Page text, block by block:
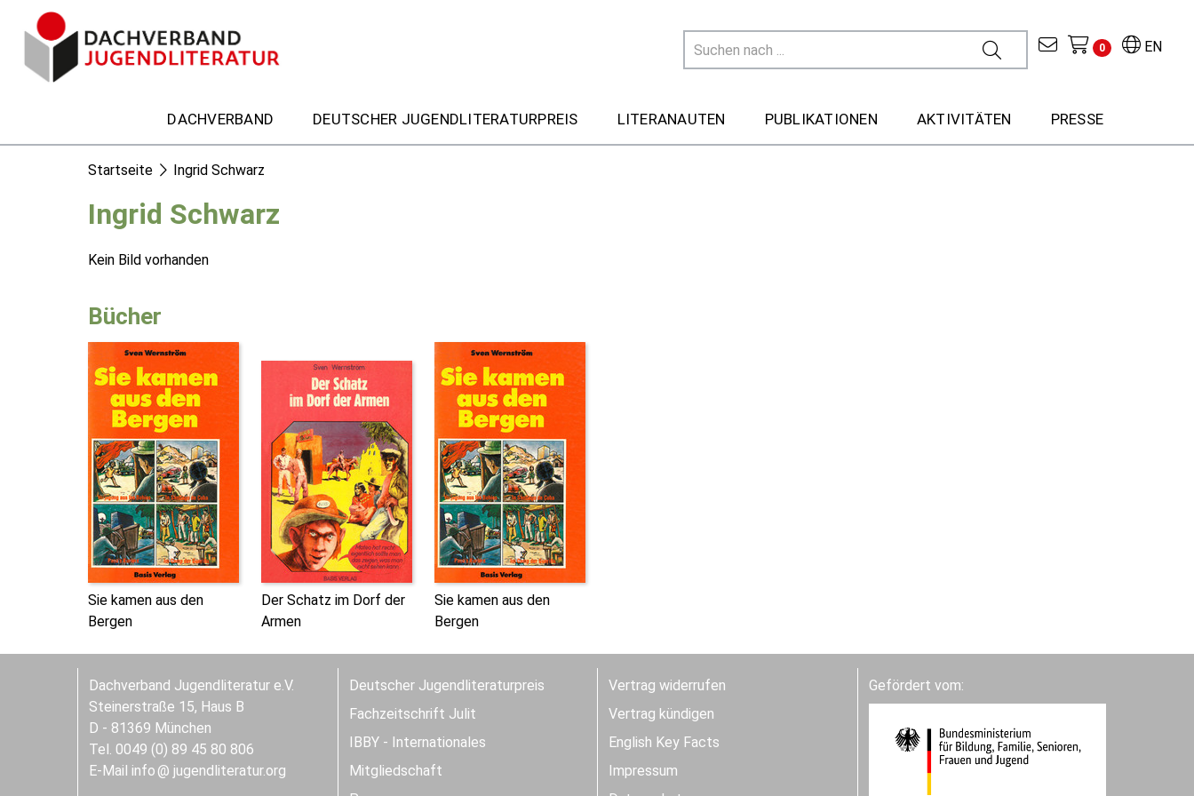
EN
0
DACHVERBAND DEUTSCHER JUGENDLITERATURPREIS LITERANAUTEN PUBLIKATIONEN AKTIVITÄTEN PRESSE
Startseite Ingrid Schwarz
Ingrid Schwarz
Kein Bild vorhanden
Bücher
Sie kamen aus den
Bergen
Der Schatz im Dorf der
Armen
Sie kamen aus den
Bergen
Dachverband Jugendliteratur e.V.
Steinerstraße 15, Haus B
D - 81369 München
Tel. 0049 (0) 89 45 80 806
E-Mail info jugendliteratur.org
Deutscher Jugendliteraturpreis
Fachzeitschrift Julit
IBBY - Internationales
Mitgliedschaft
Vertrag widerrufen
Vertrag kündigen
English Key Facts
Impressum
Gefördert vom: